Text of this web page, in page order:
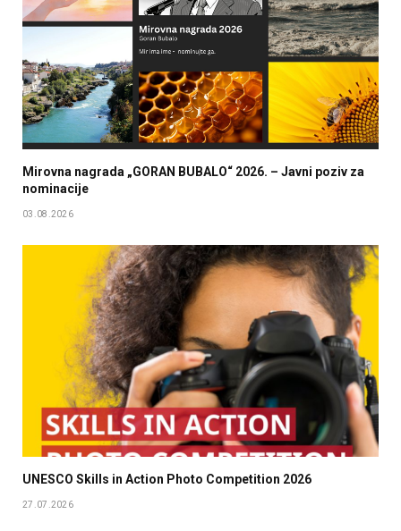
Mirovna nagrada „GORAN BUBALO“ 2026. – Javni poziv za
nominacije
03.08.2026
UNESCO Skills in Action Photo Competition 2026
27.07.2026